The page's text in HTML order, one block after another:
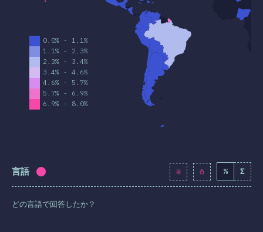
のツール
環境
ース
言語 回答記入率： % Σ
どの言語で回答したか？